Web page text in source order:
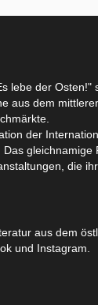
lebe der
aus dem
der
die
aus dem
und Instagram.